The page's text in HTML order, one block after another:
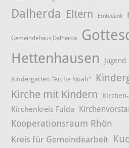
Dalherda Eltern Erntedank
Gemeindehaus Dalherda
Hettenhausen Jugend
Kindergarten "Arche Noah"
Kirche mit Kindern
Kirchenkreis Fulda
Kooperationsraum Rhön
Kreis für Gemeindearbeit